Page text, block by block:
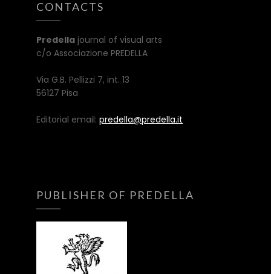
CONTACTS
Predella journal of visual arts
c/o Associazione PREDELLA
Via G.B. Pellizzi 7, int. 13
56127 Pisa
Editorial email:predella@predella.it
PUBLISHER OF PREDELLA